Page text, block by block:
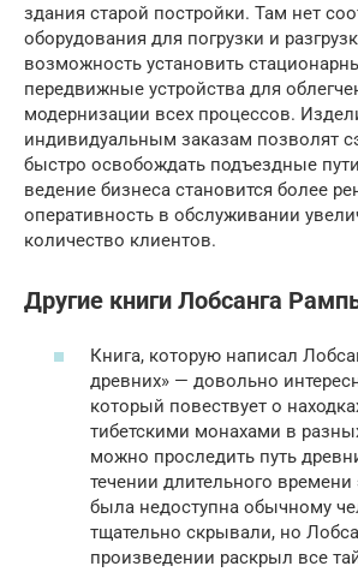
здания старой постройки. Там нет
оборудования для погрузки и
возможность установить
передвижные устройства для
модернизации всех процессов.
индивидуальным заказам позволят
быстро освобождать подъездные
ведение бизнеса становится более
оперативность в обслуживании
количество клиентов.
Другие книги Лобсанга
Книга, которую написал
древних» — довольно
который повествует о
тибетскими монахами в
можно проследить путь
течении длительного
была недоступна обычному
тщательно скрывали, но
произведении раскрыл все